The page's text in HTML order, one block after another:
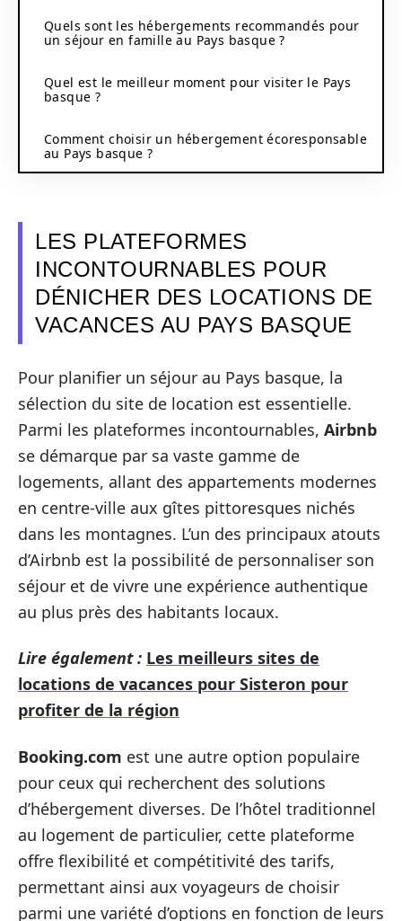
Quels sont les hébergements recommandés pour
un séjour en famille au Pays basque ?
Quel est le meilleur moment pour visiter le Pays
basque ?
Comment choisir un hébergement écoresponsable
au Pays basque ?
LES PLATEFORMES
INCONTOURNABLES POUR
DÉNICHER DES LOCATIONS DE
VACANCES AU PAYS BASQUE
Pour planifier un séjour au Pays basque, la
sélection du site de location est essentielle.
Parmi les plateformes incontournables, Airbnb
se démarque par sa vaste gamme de
logements, allant des appartements modernes
en centre-ville aux gîtes pittoresques nichés
dans les montagnes. L’un des principaux atouts
d’Airbnb est la possibilité de personnaliser son
séjour et de vivre une expérience authentique
au plus près des habitants locaux.
Lire également : Les meilleurs sites de
locations de vacances pour Sisteron pour
profiter de la région
Booking.com est une autre option populaire
pour ceux qui recherchent des solutions
d’hébergement diverses. De l’hôtel traditionnel
au logement de particulier, cette plateforme
offre flexibilité et compétitivité des tarifs,
permettant ainsi aux voyageurs de choisir
parmi une variété d’options en fonction de leurs